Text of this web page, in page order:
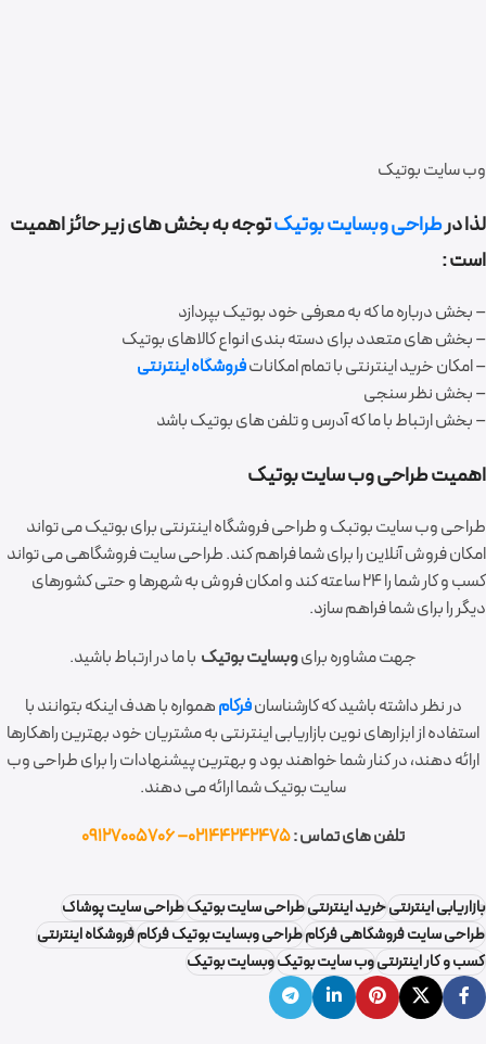
وب سایت بوتیک
لذا درطراحی وبسایت بوتیکتوجه به بخش های زیر حائز اهمیت
است :
– بخش درباره ما که به معرفی خود بوتیک بپردازد
– بخش های متعدد برای دسته بندی انواع کالاهای بوتیک
– امکان خرید اینترنتی با تمام امکاناتفروشگاه اینترنتی
– بخش نظر سنجی
– بخش ارتباط با ما که آدرس و تلفن های بوتیک باشد
اهمیت طراحی وب سایت بوتیک
طراحی وب سایت بوتبک و طراحی فروشگاه اینترنتی برای بوتیک می تواند
امکان فروش آنلاین را برای شما فراهم کند. طراحی سایت فروشگاهی می تواند
کسب و کار شما را 24 ساعته کند و امکان فروش به شهرها و حتی کشورهای
دیگر را برای شما فراهم سازد.
جهت مشاوره برایوبسایت بوتیک با ما در ارتباط باشید.
در نظر داشته باشید که کارشناسانفرکامهمواره با هدف اینکه بتوانند با
استفاده از ابزارهای نوین بازاریابی اینترنتی به مشتریان خود بهترین راهکارها
ارائه دهند، در کنار شما خواهند بود و بهترین پیشنهادات را برای طراحی وب
سایت بوتیک شما ارائه می دهند.
تلفن های تماس :02144242475– 09127005706
بازاریابی اینترنتیخرید اینترنتیطراحی سایت بوتیکطراحی سایت پوشاک
طراحی سایت فروشگاهی فرکامطراحی وبسایت بوتیک فرکامفروشگاه اینترنتی
کسب و کار اینترنتیوب سایت بوتیکوبسایت بوتیک